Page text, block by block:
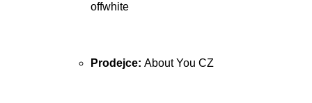
offwhite
Prodejce: About You CZ